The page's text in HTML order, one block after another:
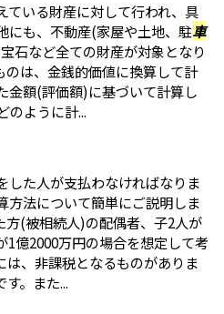
ている財産に対して行われ、具
にも、不動産(家屋や土地、駐車
石など全ての財産が対象となり
のは、金銭的価値に換算して計
金額(評価額)に基づいて計算し
のように計...
した人が支払わなければなりま
方法について簡単にご説明しま
方(被相続人)の配偶者、子2人が
1億2000万円の場合を想定して考
は、非課税となるものがありま
。また...